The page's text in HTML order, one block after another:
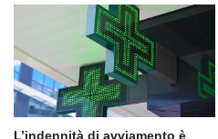
L’indennità di avviamento è